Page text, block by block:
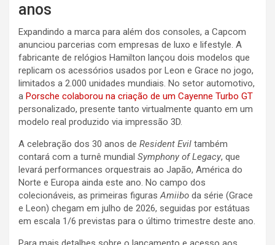
anos
Expandindo a marca para além dos consoles, a Capcom
anunciou parcerias com empresas de luxo e lifestyle. A
fabricante de relógios Hamilton lançou dois modelos que
replicam os acessórios usados por Leon e Grace no jogo,
limitados a 2.000 unidades mundiais. No setor automotivo,
a Porsche colaborou na criação de um Cayenne Turbo GT
personalizado, presente tanto virtualmente quanto em um
modelo real produzido via impressão 3D.
A celebração dos 30 anos de Resident Evil também
contará com a turnê mundial Symphony of Legacy, que
levará performances orquestrais ao Japão, América do
Norte e Europa ainda este ano. No campo dos
colecionáveis, as primeiras figurasAmiibo da série (Grace
e Leon) chegam em julho de 2026, seguidas por estátuas
em escala 1/6 previstas para o último trimestre deste ano.